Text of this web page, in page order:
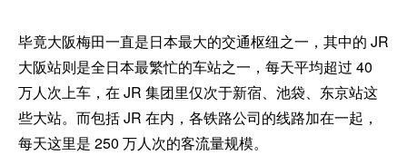
毕竟大阪梅田一直是日本最大的交通枢纽之一，其中的 JR
大阪站则是全日本最繁忙的车站之一，每天平均超过 40
万人次上车，在 JR 集团里仅次于新宿、池袋、东京站这
些大站。而包括 JR 在内，各铁路公司的线路加在一起，
每天这里是 250 万人次的客流量规模。